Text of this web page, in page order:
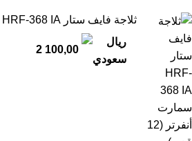
ثلاجة فايف ستار HRF-368 IA سمارت أنفرتر (12 قدم )
2 100,00